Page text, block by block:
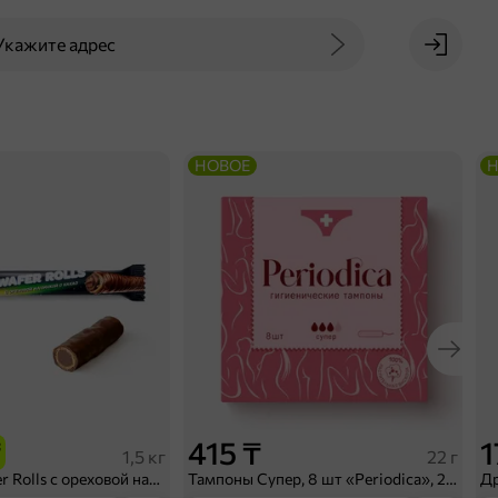
адрес
1,5 кг
Конфеты Wafer Rolls с ореховой начинкой и какао «BabyFox» (коробка 1,5 кг)
415 ₸ 22 г
Тампоны Супер, 8 шт «Periodica», 22 г
НОВОЕ